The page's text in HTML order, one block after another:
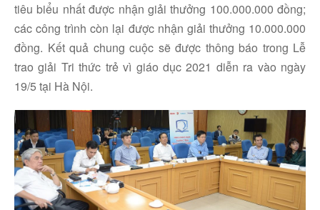
tiêu biểu nhất được nhận giải thưởng 100.000.000 đồng;
các công trình còn lại được nhận giải thưởng 10.000.000
đồng. Kết quả chung cuộc sẽ được thông báo trong Lễ
trao giải Tri thức trẻ vì giáo dục 2021 diễn ra vào ngày
19/5 tại Hà Nội.